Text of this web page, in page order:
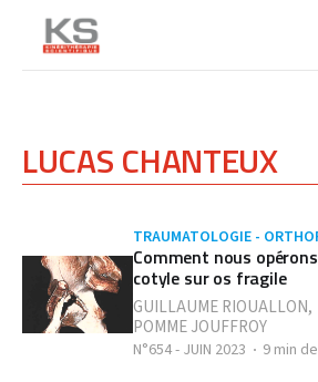
LUCAS CHANTEUX
TRAUMATOLOGIE -
Comment nous
cotyle sur os fragile
GUILLAUME RIOUALLON,
POMME JOUFFROY
N°654 - JUIN 2023 9 min